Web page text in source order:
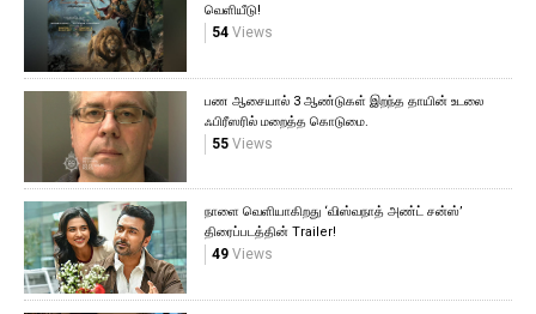
வெளியீடு!
54Views
பண ஆசையால் 3 ஆண்டுகள் இறந்த தாயின் உடலை
ஃபிரீஸரில் மறைத்த கொடுமை.
55Views
நாளை வெளியாகிறது ‘விஸ்வநாத் அண்ட் சன்ஸ்’
திரைப்படத்தின் Trailer!
49Views